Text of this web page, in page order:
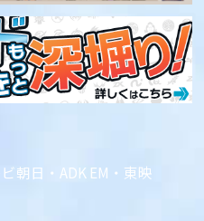
朝日・ADK EM・東映